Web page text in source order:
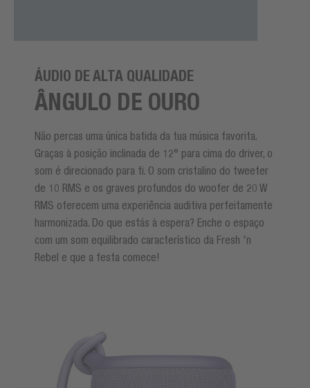
ÁUDIO DE ALTA QUALIDADE
ÂNGULO DE OURO
Não percas uma única batida da tua música favorita.
Graças à posição inclinada de 12° para cima do driver, o
som é direcionado para ti. O som cristalino do tweeter
de 10 RMS e os graves profundos do woofer de 20 W
RMS oferecem uma experiência auditiva perfeitamente
harmonizada. Do que estás à espera? Enche o espaço
com um som equilibrado característico da Fresh 'n
Rebel e que a festa comece!